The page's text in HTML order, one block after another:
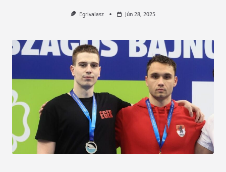
Egrivalasz Jún 28, 2025